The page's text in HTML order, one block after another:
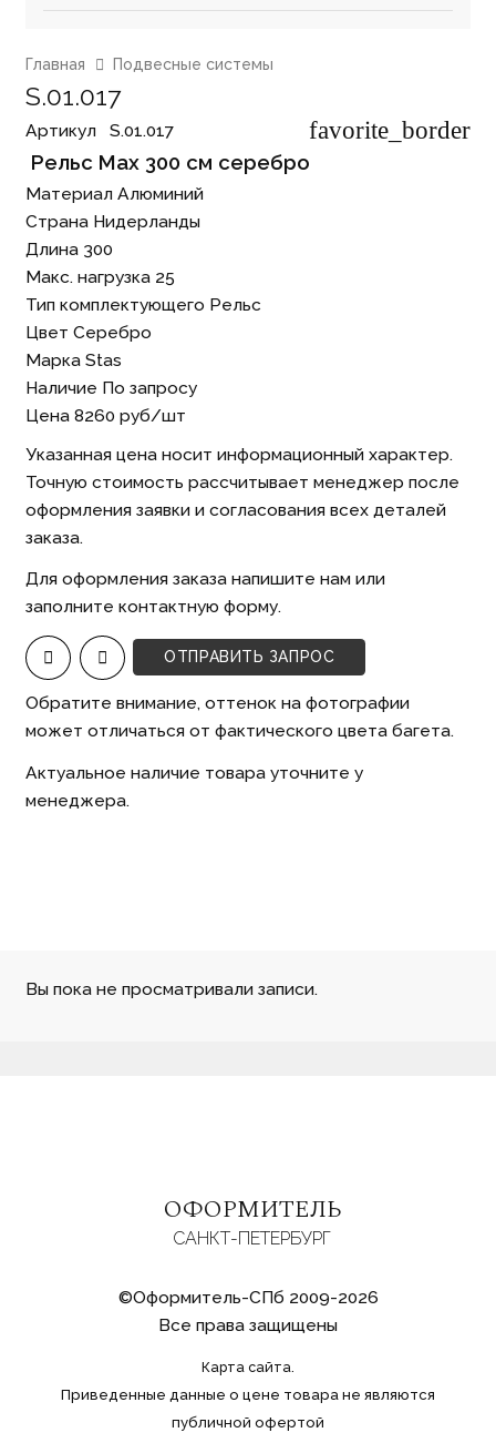
Главная Подвесные системы
S.01.017
Артикул⠀S.01.017 favorite_border
Рельс Max 300 см серебро
МатериалАлюминий
Страна Нидерланды
Длина 300
Макс. нагрузка 25
Тип комплектующего Рельс
ЦветСеребро
МаркаStas
Наличие По запросу
Цена8260 руб/шт
Указанная цена носит информационный характер.
Точную стоимость рассчитывает менеджер после
оформления заявки и согласования всех деталей
заказа.
Для оформления заказа напишите нам или
заполните контактную форму.
ОТПРАВИТЬ ЗАПРОС
Обратите внимание, оттенок на фотографии
может отличаться от фактического цвета багета.
Актуальное наличие товара уточните у
менеджера.
Вы пока не просматривали записи.
ОФОРМИТЕЛЬ
САНКТ-ПЕТЕРБУРГ
©Оформитель-СПб 2009-2026
Все права защищены
Карта сайта.
Приведенные данные о цене товара не являются
публичной офертой